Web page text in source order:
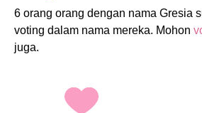
6 orang orang dengan nama Gresia
voting dalam nama mereka. Mohon
juga.